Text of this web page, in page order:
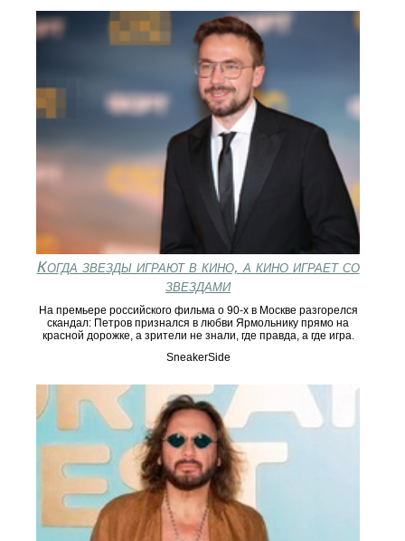
Когда звезды играют в кино, а кино играет со
звездами
На премьере российского фильма о 90-х в Москве разгорелся
скандал: Петров признался в любви Ярмольнику прямо на
красной дорожке, а зрители не знали, где правда, а где игра.
SneakerSide